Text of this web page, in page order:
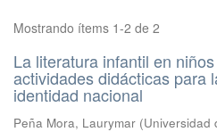
Mostrando ítems 1-2 de 2
La literatura infantil en
actividades didácticas para
identidad nacional
Peña Mora, Laurymar (Universidad